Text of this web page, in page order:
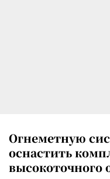
Огнеметную
оснастить
высокоточного